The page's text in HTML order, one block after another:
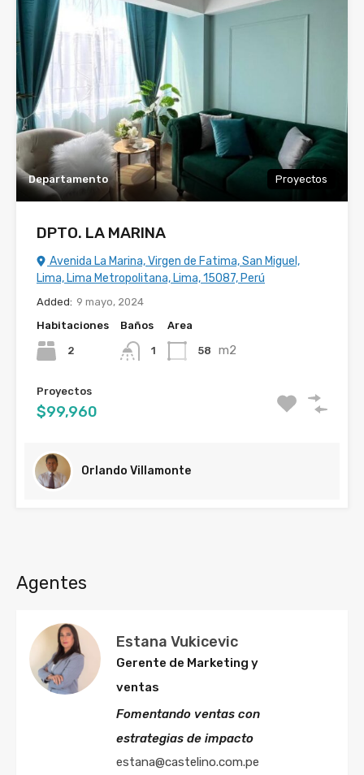
Departamento Proyectos
DPTO. LA MARINA
Avenida La Marina, Virgen de Fatima, San Miguel,
Lima, Lima Metropolitana, Lima, 15087, Perú
Added: 9 mayo, 2024
Habitaciones
2
Baños
1
Area
58 m2
Proyectos
$99,960
Orlando Villamonte
Agentes
Estana Vukicevic
Gerente de Marketing y
ventas
Fomentando ventas con
estrategias de impacto
estana@castelino.com.pe